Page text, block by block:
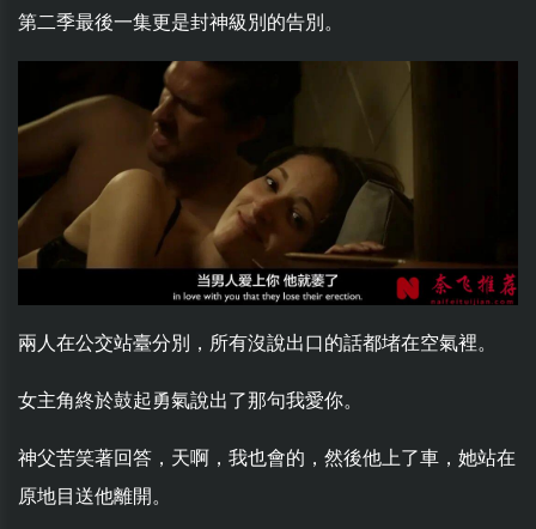
第二季最後一集更是封神級別的告別。
兩人在公交站臺分別，所有沒說出口的話都堵在空氣裡。
女主角終於鼓起勇氣說出了那句我愛你。
神父苦笑著回答，天啊，我也會的，然後他上了車，她站在
原地目送他離開。